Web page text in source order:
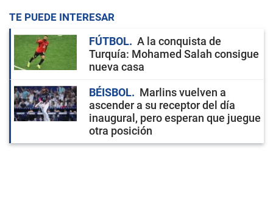
TE PUEDE INTERESAR
FÚTBOL
A la conquista de
Turquía: Mohamed Salah consigue
nueva casa
BÉISBOL
Marlins vuelven a
ascender a su receptor del día
inaugural, pero esperan que juegue
otra posición